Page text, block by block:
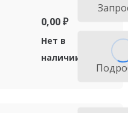
0,00₽
Нет в
наличии